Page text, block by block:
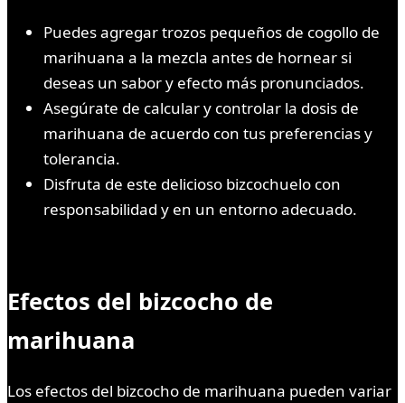
Puedes agregar trozos pequeños de cogollo de
marihuana a la mezcla antes de hornear si
deseas un sabor y efecto más pronunciados.
Asegúrate de calcular y controlar la dosis de
marihuana de acuerdo con tus preferencias y
tolerancia.
Disfruta de este delicioso bizcochuelo con
responsabilidad y en un entorno adecuado.
Efectos del bizcocho de
marihuana
Los efectos del bizcocho de marihuana pueden variar